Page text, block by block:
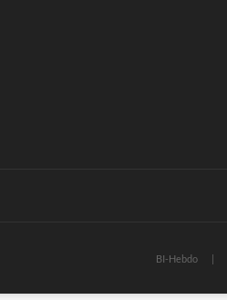
BI-Hebdo